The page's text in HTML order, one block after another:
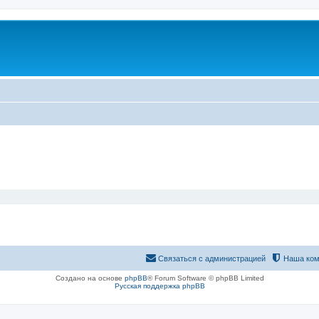
Наша
Связаться с администрацией
Создано на основе phpBB® Forum Software © phpBB Limited
Русская поддержка phpBB